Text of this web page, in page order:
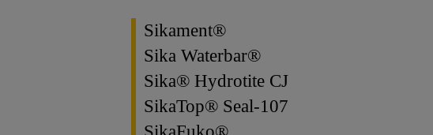
Sikament®
Sika Waterbar®
Sika® Hydrotite CJ
SikaTop® Seal-107